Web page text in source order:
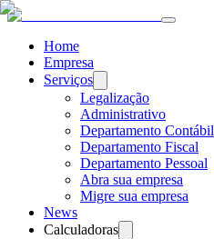
Home
Empresa
Serviços
Legalização
Administrativo
Departamento Contábil
Departamento Fiscal
Departamento Pessoal
Abra sua empresa
Migre sua empresa
News
Calculadoras